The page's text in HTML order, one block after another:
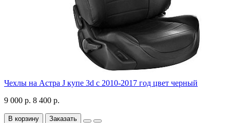
Чехлы на Астра J купе 3d с 2010-2017 год цвет черный
9 000 р. 8 400 р.
В корзину Заказать